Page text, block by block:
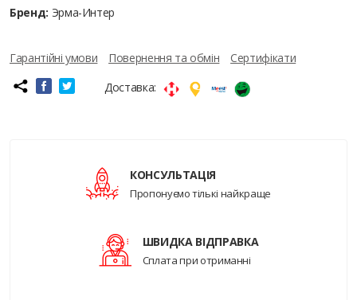
Бренд: Эрма-Интер
Гарантійні умови Повернення та обмін
Сертифікати
Доставка:
КОНСУЛЬТАЦІЯ
Пропонуємо тількі найкраще
ШВИДКА ВІДПРАВКА
Сплата при отриманні